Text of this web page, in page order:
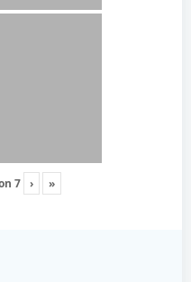
7 › »